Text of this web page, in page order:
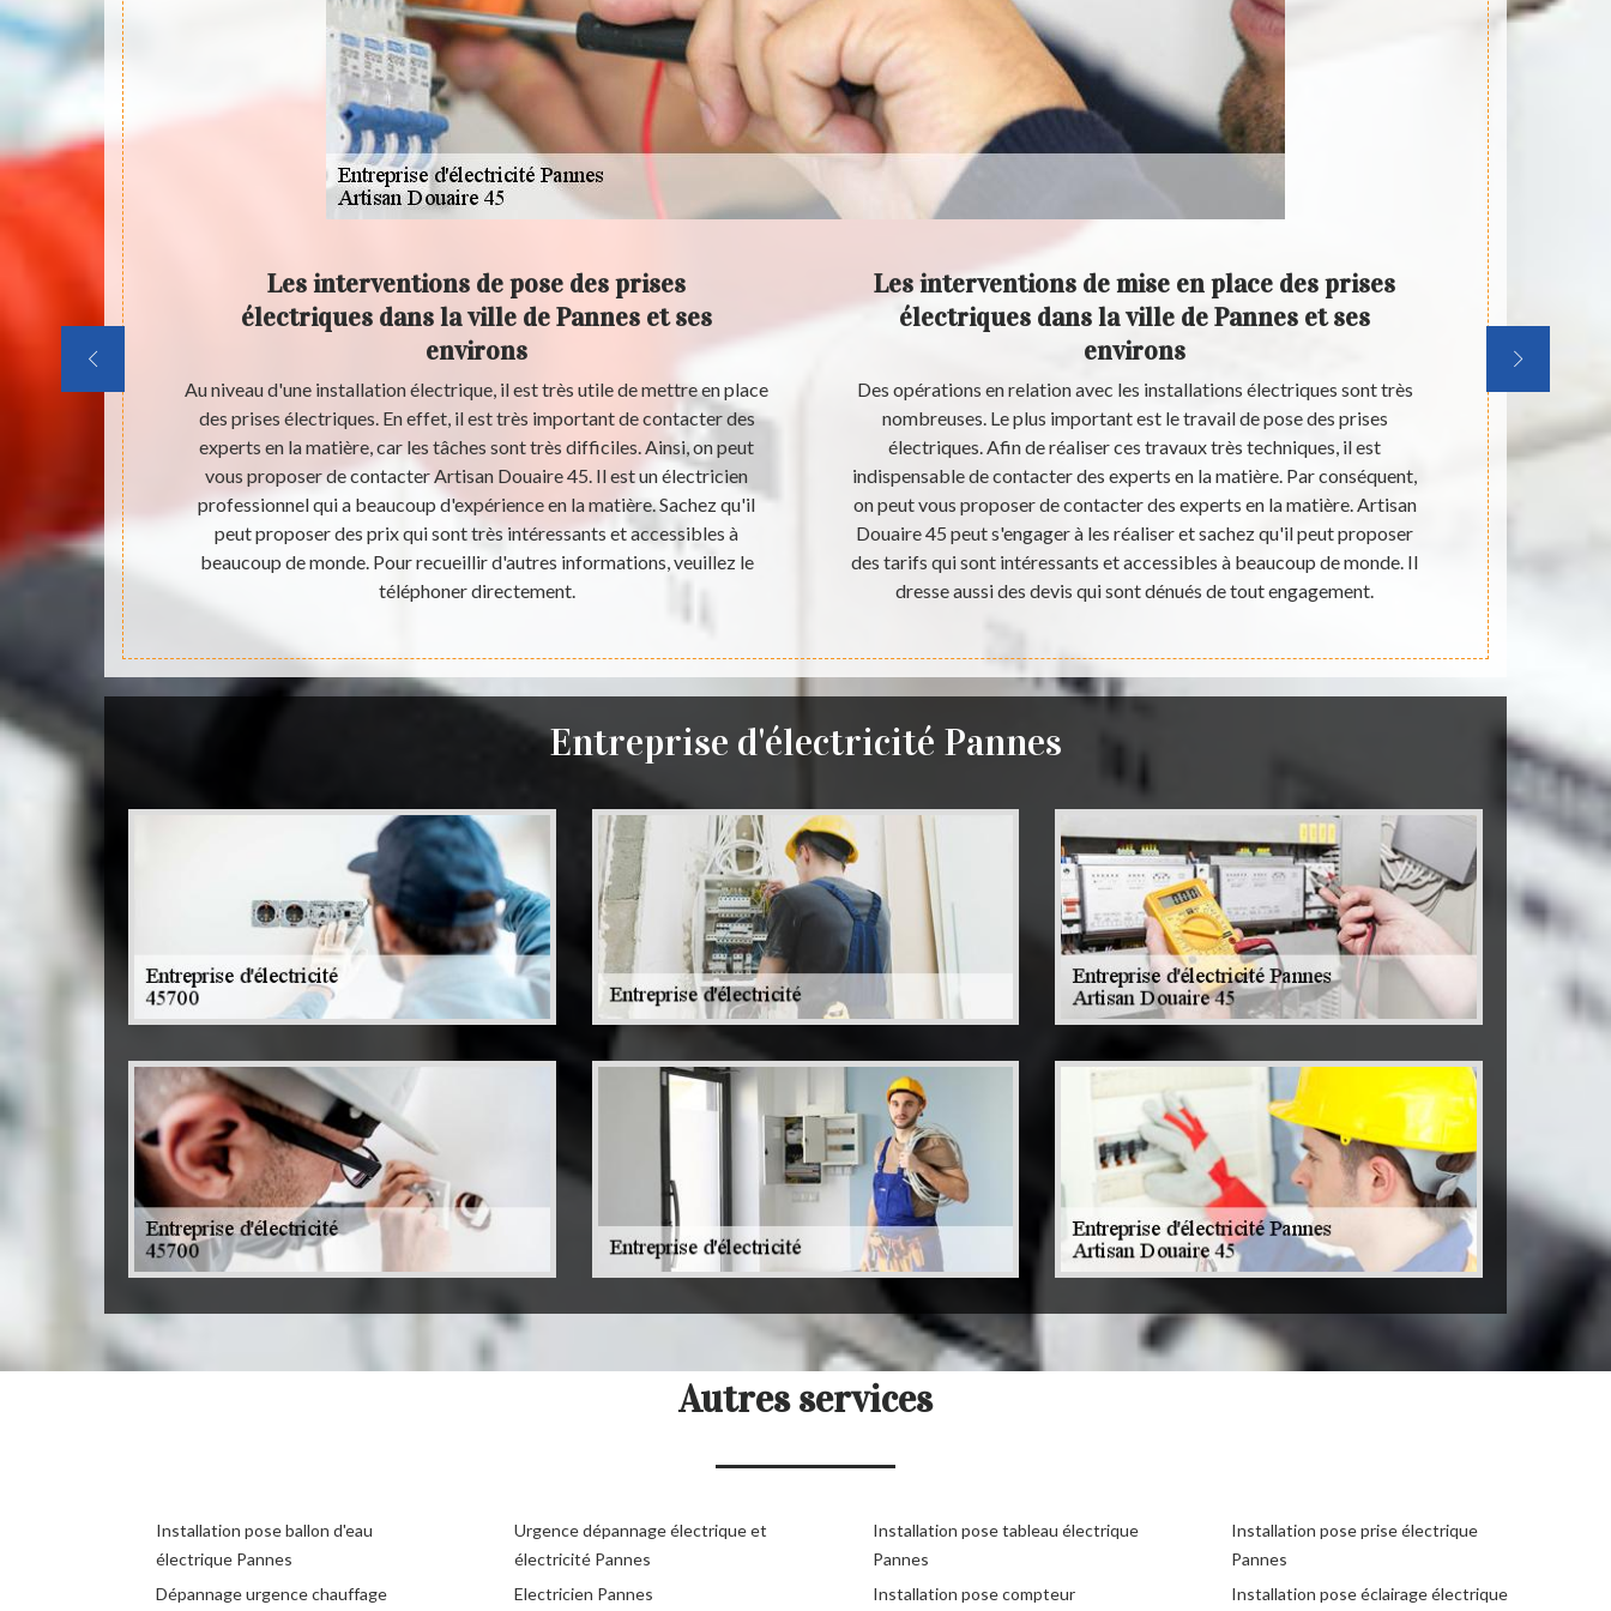
d'une
charger et
à
Les interventions de pose des prises
électriques dans la ville de Pannes et ses
environs
Au niveau d'une installation électrique, il est très utile de mettre en place
des prises électriques. En effet, il est très important de contacter des
experts en la matière, car les tâches sont très difficiles. Ainsi, on peut
vous proposer de contacter Artisan Douaire 45. Il est un électricien
professionnel qui a beaucoup d'expérience en la matière. Sachez qu'il
peut proposer des prix qui sont très intéressants et accessibles à
beaucoup de monde. Pour recueillir d'autres informations, veuillez le
téléphoner directement.
Les interventions de mise en place des prises
électriques dans la ville de Pannes et ses
environs
Des opérations en relation avec les installations électriques sont très
nombreuses. Le plus important est le travail de pose des prises
électriques. Afin de réaliser ces travaux très techniques, il est
indispensable de contacter des experts en la matière. Par conséquent,
on peut vous proposer de contacter des experts en la matière. Artisan
Douaire 45 peut s'engager à les réaliser et sachez qu'il peut proposer
des tarifs qui sont intéressants et accessibles à beaucoup de monde. Il
dresse aussi des devis qui sont dénués de tout engagement.
Les
matériels
place
Entreprise d'électricité Pannes
Autres services
Installation pose ballon d'eau
électrique Pannes
Dépannage urgence chauffage
Urgence dépannage électrique et
électricité Pannes
Electricien Pannes
Installation pose tableau électrique
Pannes
Installation pose compteur
Installation pose prise électrique
Pannes
Installation pose éclairage électrique